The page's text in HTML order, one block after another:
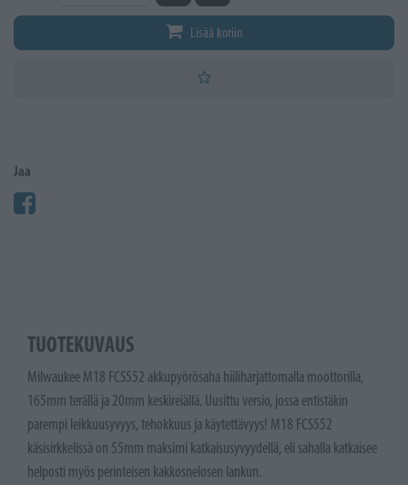
Lisää koriin
Jaa
TUOTEKUVAUS
Milwaukee M18 FCS552 akkupyörösaha hiiliharjattomalla moottorilla,
165mm terällä ja 20mm keskireiällä. Uusittu versio, jossa entistäkin
parempi leikkuusyvyys, tehokkuus ja käytettävyys! M18 FCS552
käsisirkkelissä on 55mm maksimi katkaisusyvyydellä, eli sahalla katkaisee
helposti myös perinteisen kakkosnelosen lankun.